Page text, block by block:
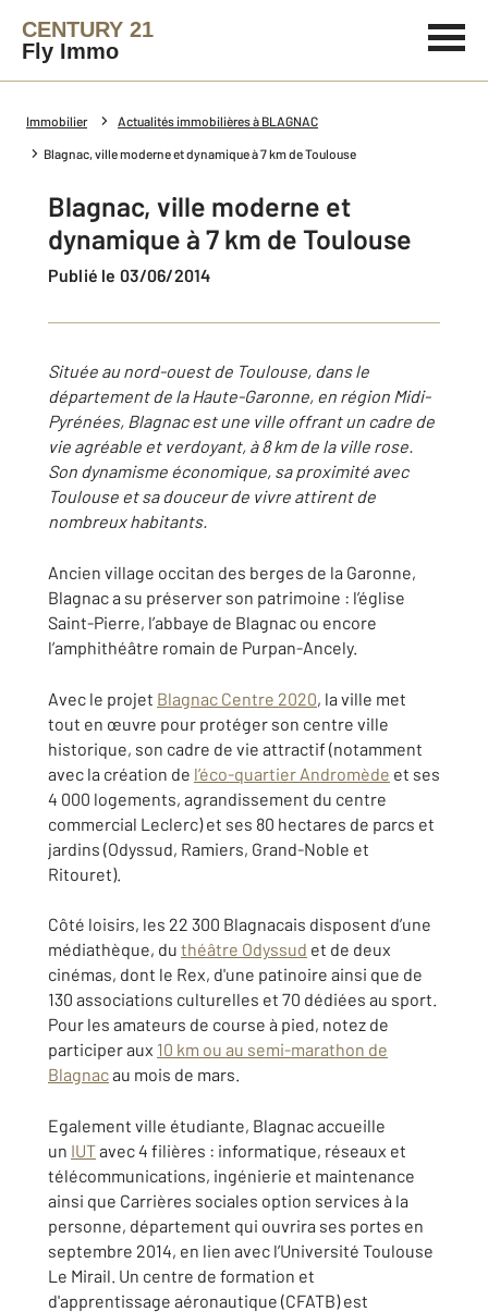
CENTURY 21
Fly Immo
Immobilier Actualités immobilières à BLAGNAC
Blagnac, ville moderne et dynamique à 7 km de Toulouse
Blagnac, ville moderne et
dynamique à 7 km de Toulouse
Publié le 03/06/2014
Située au nord-ouest de Toulouse, dans le
département de la Haute-Garonne, en région Midi-
Pyrénées, Blagnac est une ville offrant un cadre de
vie agréable et verdoyant, à 8 km de la ville rose.
Son dynamisme économique, sa proximité avec
Toulouse et sa douceur de vivre attirent de
nombreux habitants.
Ancien village occitan des berges de la Garonne,
Blagnac a su préserver son patrimoine : l’église
Saint-Pierre, l’abbaye de Blagnac ou encore
l’amphithéâtre romain de Purpan-Ancely.
Avec le projet Blagnac Centre 2020, la ville met
tout en œuvre pour protéger son centre ville
historique, son cadre de vie attractif (notamment
avec la création de l’éco-quartier Andromède et ses
4 000 logements, agrandissement du centre
commercial Leclerc) et ses 80 hectares de parcs et
jardins (Odyssud, Ramiers, Grand-Noble et
Ritouret).
Côté loisirs, les 22 300 Blagnacais disposent d’une
médiathèque, du théâtre Odyssud et de deux
cinémas, dont le Rex, d'une patinoire ainsi que de
130 associations culturelles et 70 dédiées au sport.
Pour les amateurs de course à pied, notez de
participer aux 10 km ou au semi-marathon de
Blagnacau mois de mars.
Egalement ville étudiante, Blagnac accueille
un IUTavec 4 filières : informatique, réseaux et
télécommunications, ingénierie et maintenance
ainsi que Carrières sociales option services à la
personne, département qui ouvrira ses portes en
septembre 2014, en lien avec l’Université Toulouse
Le Mirail. Un centre de formation et
d'apprentissage aéronautique (CFATB) est